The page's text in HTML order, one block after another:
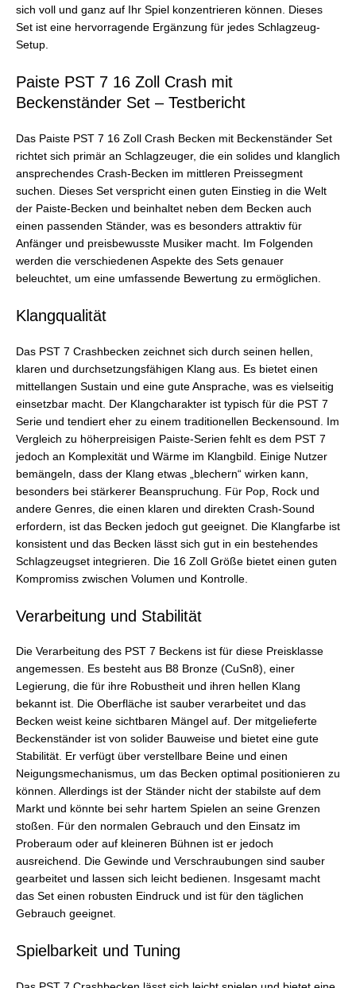
sich voll und ganz auf Ihr Spiel konzentrieren können. Dieses
Set ist eine hervorragende Ergänzung für jedes Schlagzeug-
Setup.
Paiste PST 7 16 Zoll Crash mit
Beckenständer Set – Testbericht
Das Paiste PST 7 16 Zoll Crash Becken mit Beckenständer Set
richtet sich primär an Schlagzeuger, die ein solides und klanglich
ansprechendes Crash-Becken im mittleren Preissegment
suchen. Dieses Set verspricht einen guten Einstieg in die Welt
der Paiste-Becken und beinhaltet neben dem Becken auch
einen passenden Ständer, was es besonders attraktiv für
Anfänger und preisbewusste Musiker macht. Im Folgenden
werden die verschiedenen Aspekte des Sets genauer
beleuchtet, um eine umfassende Bewertung zu ermöglichen.
Klangqualität
Das PST 7 Crashbecken zeichnet sich durch seinen hellen,
klaren und durchsetzungsfähigen Klang aus. Es bietet einen
mittellangen Sustain und eine gute Ansprache, was es vielseitig
einsetzbar macht. Der Klangcharakter ist typisch für die PST 7
Serie und tendiert eher zu einem traditionellen Beckensound. Im
Vergleich zu höherpreisigen Paiste-Serien fehlt es dem PST 7
jedoch an Komplexität und Wärme im Klangbild. Einige Nutzer
bemängeln, dass der Klang etwas „blechern“ wirken kann,
besonders bei stärkerer Beanspruchung. Für Pop, Rock und
andere Genres, die einen klaren und direkten Crash-Sound
erfordern, ist das Becken jedoch gut geeignet. Die Klangfarbe ist
konsistent und das Becken lässt sich gut in ein bestehendes
Schlagzeugset integrieren. Die 16 Zoll Größe bietet einen guten
Kompromiss zwischen Volumen und Kontrolle.
Verarbeitung und Stabilität
Die Verarbeitung des PST 7 Beckens ist für diese Preisklasse
angemessen. Es besteht aus B8 Bronze (CuSn8), einer
Legierung, die für ihre Robustheit und ihren hellen Klang
bekannt ist. Die Oberfläche ist sauber verarbeitet und das
Becken weist keine sichtbaren Mängel auf. Der mitgelieferte
Beckenständer ist von solider Bauweise und bietet eine gute
Stabilität. Er verfügt über verstellbare Beine und einen
Neigungsmechanismus, um das Becken optimal positionieren zu
können. Allerdings ist der Ständer nicht der stabilste auf dem
Markt und könnte bei sehr hartem Spielen an seine Grenzen
stoßen. Für den normalen Gebrauch und den Einsatz im
Proberaum oder auf kleineren Bühnen ist er jedoch
ausreichend. Die Gewinde und Verschraubungen sind sauber
gearbeitet und lassen sich leicht bedienen. Insgesamt macht
das Set einen robusten Eindruck und ist für den täglichen
Gebrauch geeignet.
Spielbarkeit und Tuning